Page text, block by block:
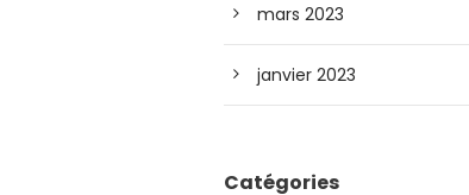
mars 2023
janvier 2023
Catégories